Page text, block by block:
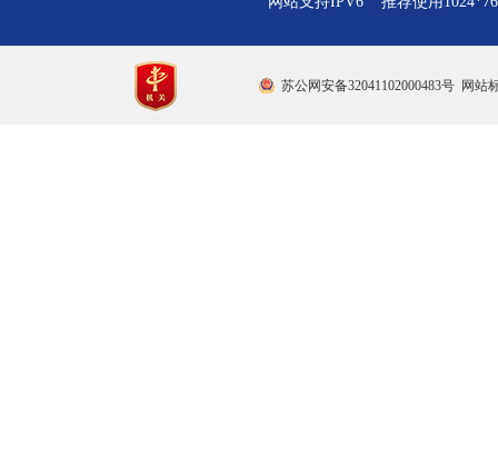
苏公网安备32041102000483号 网站